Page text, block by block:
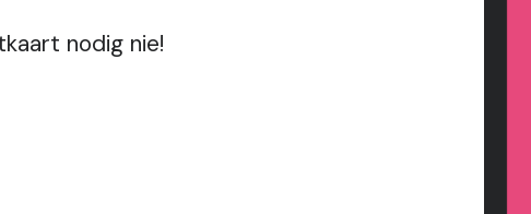
nodig nie!